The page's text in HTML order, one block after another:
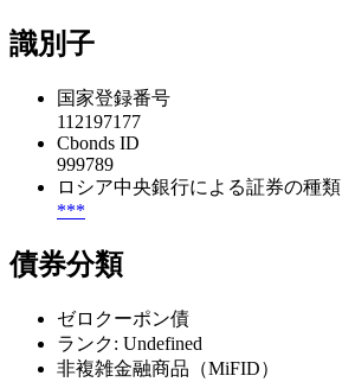
識別子
国家登録番号
112197177
Cbonds ID
999789
ロシア中央銀行による証券の種類
***
債券分類
ゼロクーポン債
ランク: Undefined
非複雑金融商品（MiFID）